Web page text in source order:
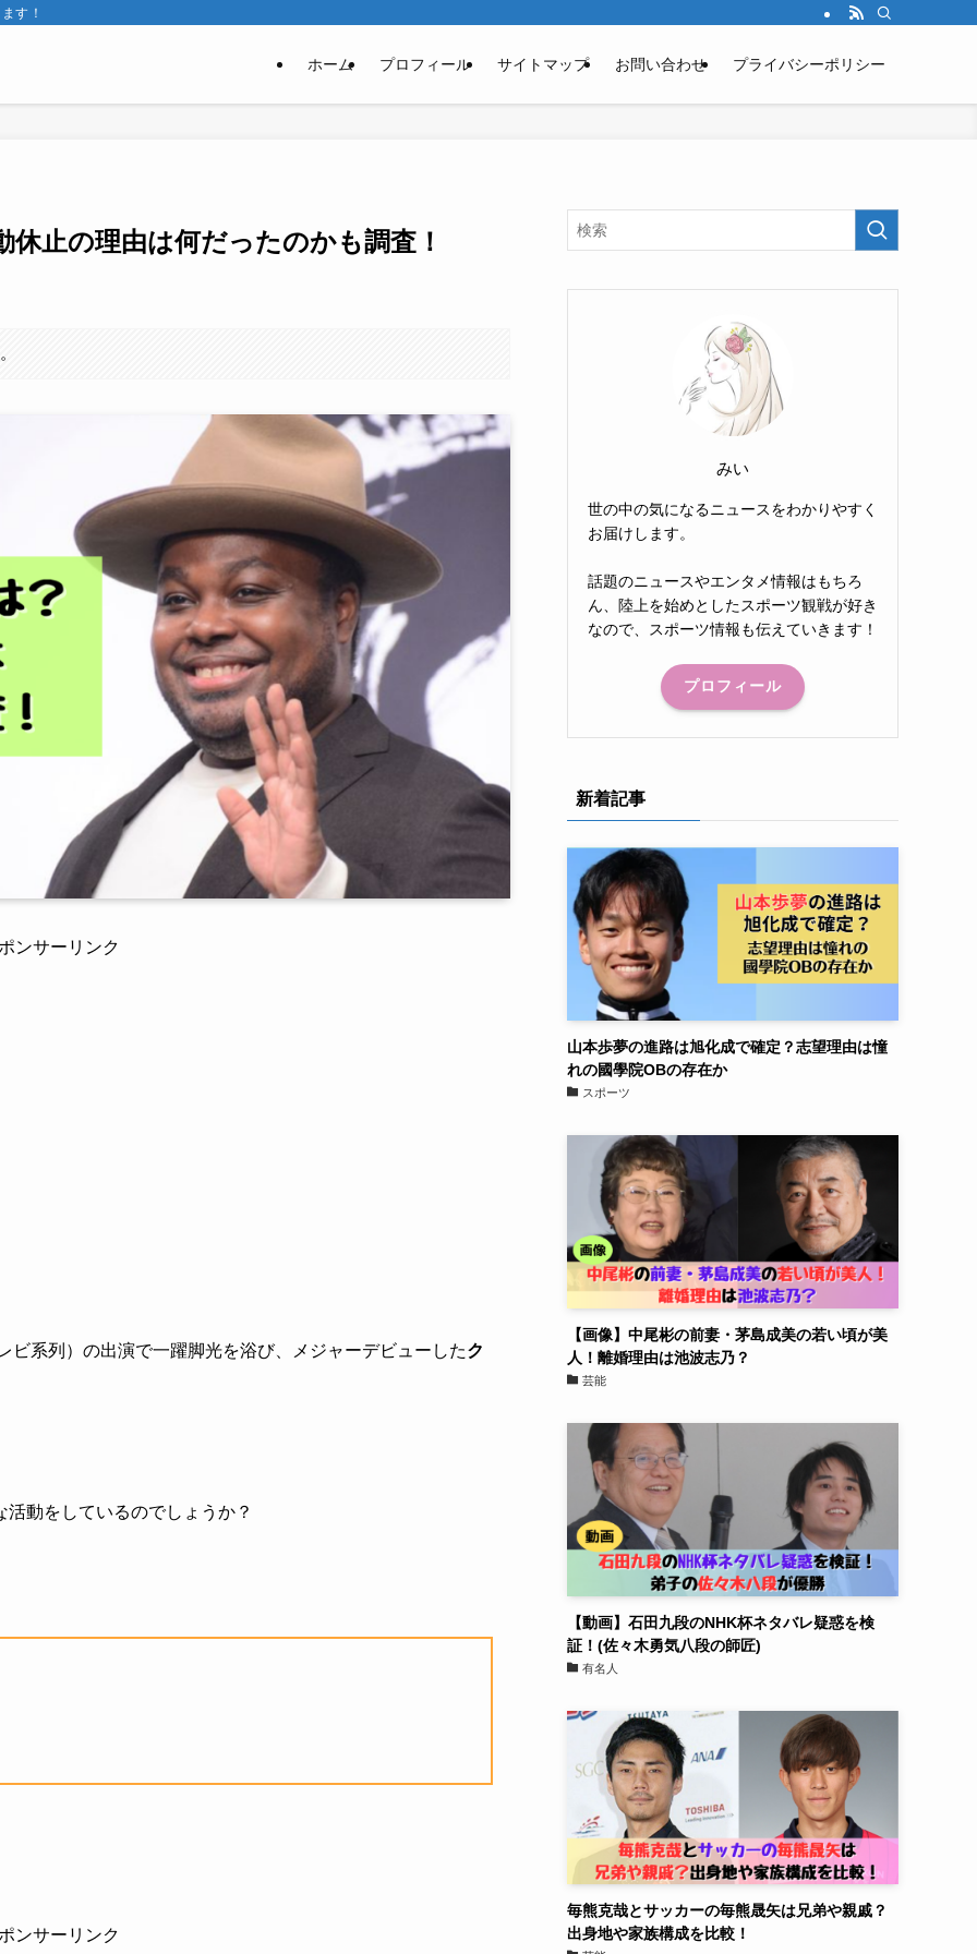
す！
ホーム プロフィール サイトマップ お問い合わせ プライバシーポリシー
止の理由は何だったのかも調査！
ンサーリンク
系列）の出演で一躍脚光を浴び、メジャーデビューしたク
動をしているのでしょうか？
ンサーリンク
みい
世の中の気になるニュースをわかりやすく
お届けします。
話題のニュースやエンタメ情報はもちろ
ん、陸上を始めとしたスポーツ観戦が好き
なので、スポーツ情報も伝えていきます！
プロフィール
新着記事
山本歩夢の進路は旭化成で確定？志望理由は憧
れの國學院OBの存在か
スポーツ
【画像】中尾彬の前妻・茅島成美の若い頃が美
人！離婚理由は池波志乃？
芸能
【動画】石田九段のNHK杯ネタバレ疑惑を検
証！(佐々木勇気八段の師匠)
有名人
毎熊克哉とサッカーの毎熊晟矢は兄弟や親戚？
出身地や家族構成を比較！